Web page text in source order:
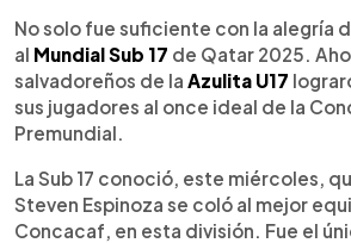
► Escuchar artículo
No solo fue suficiente con la alegría
al Mundial Sub 17 de Qatar 2025.
salvadoreños de la Azulita U17
sus jugadores al once ideal de la
Premundial.
La Sub 17 conoció, este miércoles,
Steven Espinoza se coló al mejor
Concacaf, en esta división. Fue el